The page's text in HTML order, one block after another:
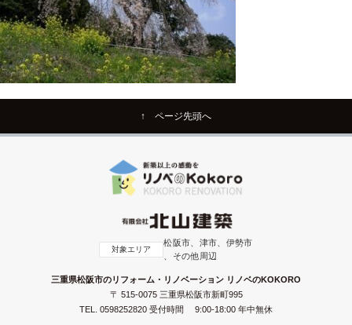
↑ ページ先頭へ
対象エリア
松阪市、津市、伊勢市
、その他周辺
三重県松阪市のリフォーム・リノベーション リノベのKOKORO
〒 515-0075 三重県松阪市新町995
TEL. 0598252820 受付時間 9:00-18:00 年中無休